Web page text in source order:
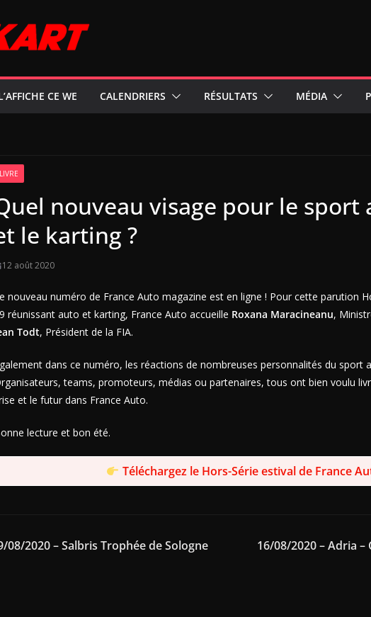
CE WE CALENDRIERS RÉSULTATS MÉDIA
LIVRE
nouveau visage pour le
le karting ?
12 août 2020
nouveau numéro de France Auto magazine est en ligne ! Pour cette parution
réunissant auto et karting, France Auto accueille Roxana Maracineanu,
Todt, Président de la FIA.
dans ce numéro, les réactions de nombreuses personnalités du sport
teams, promoteurs, médias ou partenaires, tous ont bien voulu
et le futur dans France Auto.
lecture et bon été.
Téléchargez le Hors-Série estival de France
08/2020 – Salbris Trophée de Sologne
16/08/2020 – Adria –